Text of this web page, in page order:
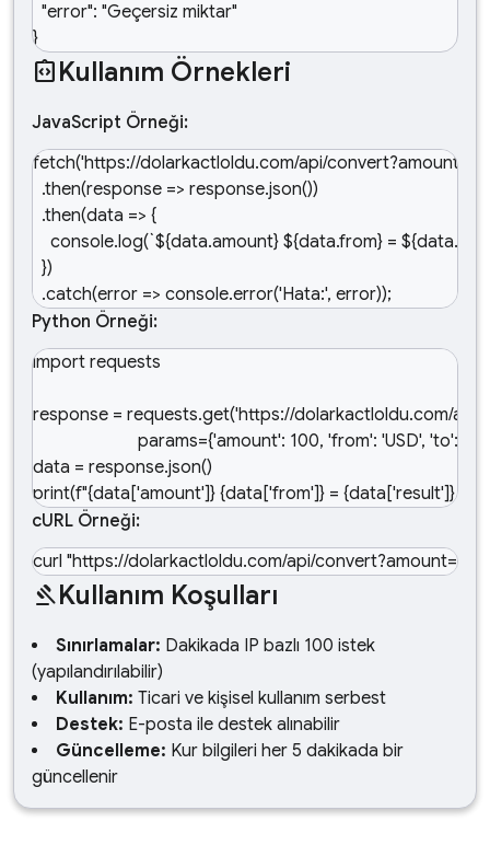
  "error": "Geçersiz miktar"
}
integration_instructionsKullanım Örnekleri
JavaScript Örneği:
fetch('https://dolarkactloldu.com/api/
  .then(response => response.json())
  .then(data => {
console.log(`${data.amount} ${data.from} =
  })
  .catch(error => console.error('Hata:', error));
Python Örneği:
import requests
response = requests.get('https://dolarkactloldu.com/
params={'amount': 100, 'from': 'USD', 'to':
data = response.json()
print(f"{data['amount']} {data['from']} = {data['result']}
cURL Örneği:
curl "https://dolarkactloldu.com/api/
gavelKullanım Koşulları
Sınırlamalar: Dakikada IP bazlı 100 istek
(yapılandırılabilir)
Kullanım: Ticari ve kişisel kullanım serbest
Destek: E-posta ile destek alınabilir
Güncelleme: Kur bilgileri her 5 dakikada bir
güncellenir